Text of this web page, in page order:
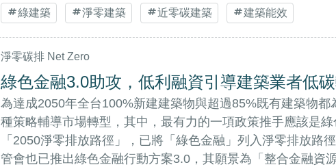
綠建築 淨零建築 近零碳建築 建築能效
淨零碳排 Net Zero
綠色金融3.0助攻，低利融資引導建築業者低
為達成2050年全台100%新建建築物與超過85%既有建築物
種策略輔導市場轉型，其中，最有力的一項政策推手應該是
「2050淨零排放路徑」，已將「綠色金融」列入淨零排放路
管會也已推出綠色金融行動方案3.0，其願景為「整合金融資